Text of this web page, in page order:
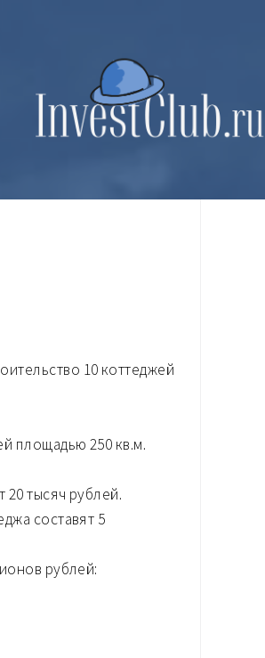
10 коттеджей
площадью 250 кв.м.
20 тысяч рублей.
составят 5
рублей: